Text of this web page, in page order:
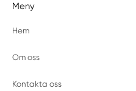
Meny
Hem
Om oss
Kontakta oss